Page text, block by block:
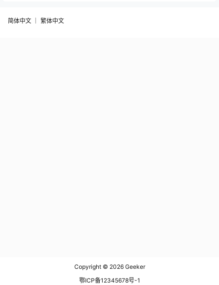
简体中文 ｜ 繁体中文
Copyright © 2026Geeker
鄂ICP备12345678号-1